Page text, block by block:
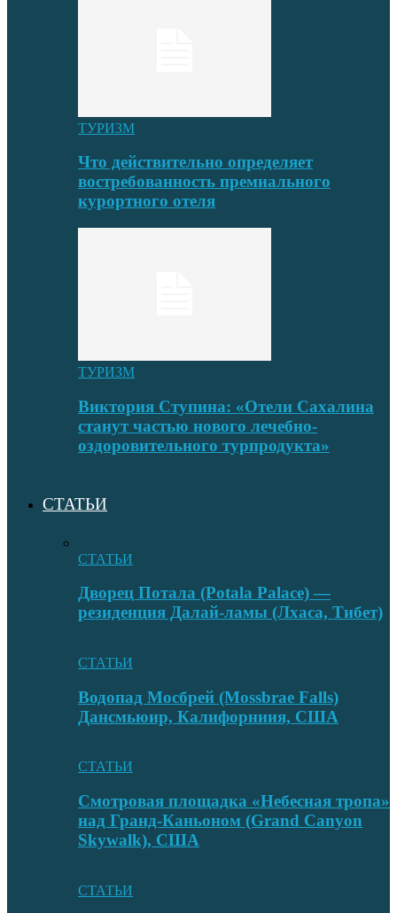
ТУРИЗМ
Что действительно определяет
востребованность премиального
курортного отеля
ТУРИЗМ
Виктория Ступина: «Отели Сахалина
станут частью нового лечебно-
оздоровительного турпродукта»
СТАТЬИ
СТАТЬИ
Дворец Потала (Potala Palace) —
резиденция Далай-ламы (Лхаса, Тибет)
СТАТЬИ
Водопад Мосбрей (Mossbrae Falls)
Дансмьюир, Калифорниия, США
СТАТЬИ
Смотровая площадка «Небесная тропа»
над Гранд-Каньоном (Grand Canyon
Skywalk), США
СТАТЬИ